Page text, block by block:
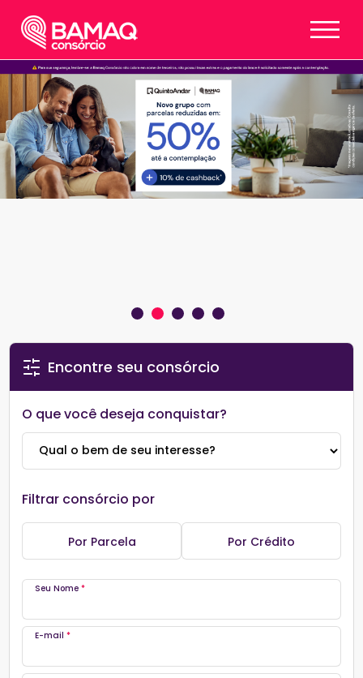
Encontre seu consórcio
O que você deseja conquistar?
Filtrar consórcio por
Por Parcela Por Crédito
Seu Nome*
E-mail*